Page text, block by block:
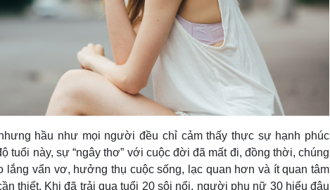
hầu như mọi người đều chỉ cảm thấy thực sự hạnh phúc
tuổi này, sự “ngây thơ” với cuộc đời đã mất đi, đồng thời, chúng
lắng vẩn vơ, hưởng thụ cuộc sống, lạc quan hơn và ít quan tâm
thiết. Khi đã trải qua tuổi 20 sôi nổi, người phụ nữ 30 hiểu đâu